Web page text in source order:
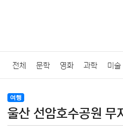
전체 문학 영화 과학 미술
법률
질병 가요 방송 일상 주식
여행
울산 선암호수공원 무